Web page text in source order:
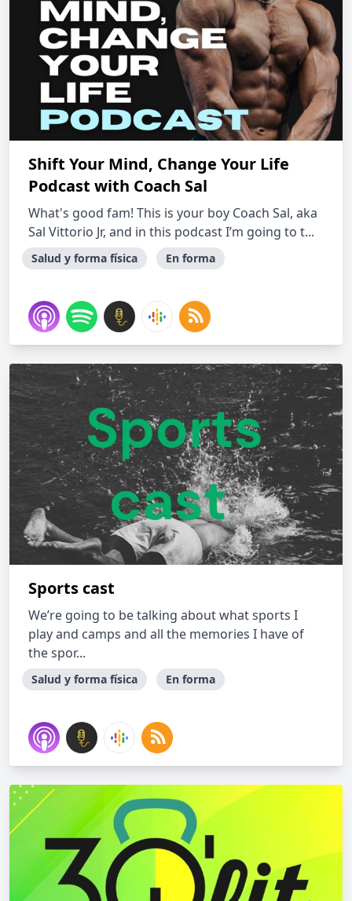
Shift Your Mind, Change Your Life
Podcast with Coach Sal
What's good fam! This is your boy Coach Sal, aka
Sal Vittorio Jr, and in this podcast I’m going to t...
Salud y forma física En forma
Sports cast
We’re going to be talking about what sports I
play and camps and all the memories I have of
the spor...
Salud y forma física En forma